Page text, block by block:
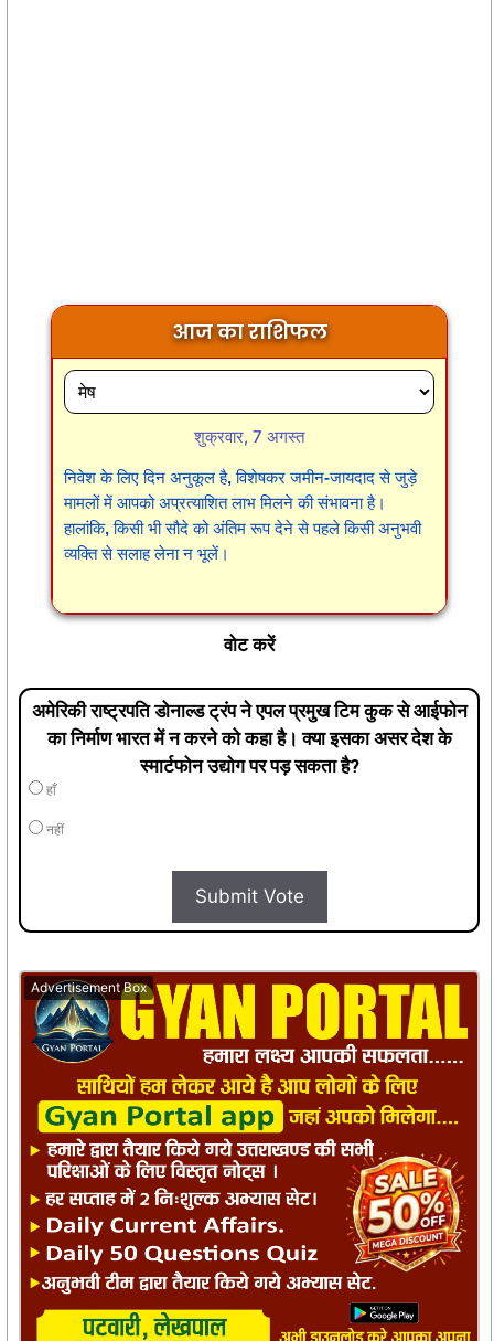
आज का राशिफल
शुक्रवार, 7 अगस्त
निवेश के लिए दिन अनुकूल है, विशेषकर जमीन-जायदाद से जुड़े
मामलों में आपको अप्रत्याशित लाभ मिलने की संभावना है।
हालांकि, किसी भी सौदे को अंतिम रूप देने से पहले किसी अनुभवी
व्यक्ति से सलाह लेना न भूलें।
वोट करें
अमेरिकी राष्ट्रपति डोनाल्ड ट्रंप ने एपल प्रमुख टिम कुक से आईफोन
का निर्माण भारत में न करने को कहा है। क्या इसका असर देश के
स्मार्टफोन उद्योग पर पड़ सकता है?
हाँ
नहीं
Submit Vote
Advertisement Box